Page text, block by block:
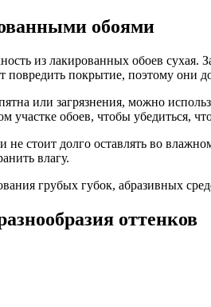
обоями
из лакированных обоев
повредить покрытие, поэтому они
или загрязнения, можно
участке обоев, чтобы убедиться,
стоит долго оставлять во
влагу.
грубых губок, абразивных
оттенков